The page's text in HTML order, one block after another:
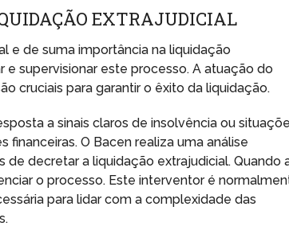
EXTRAJUDICIAL
e de suma importância na liquidação
supervisionar este processo. A atuação do
cruciais para garantir o êxito da liquidação.
a sinais claros de insolvência ou
O Bacen realiza uma análise
decretar a liquidação extrajudicial. Quando
o processo. Este interventor é
para lidar com a complexidade das